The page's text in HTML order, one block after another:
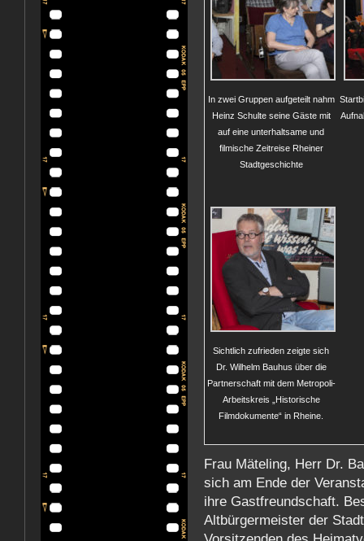
In zwei Gruppen aufgeteilt nahm
Heinz Schulte seine Gäste mit
auf eine unterhaltsame und
filmische Zeitreise Rheiner
Stadtgeschichte
Sichtlich zufrieden zeigte sich
Dr. Wilhelm Bauhus über die
Partnerschaft mit dem Metropoli-
Arbeitskreis „Historische
Filmdokumente“ in Rheine.
Frau Mäteling, Herr Dr.
sich am Ende der
ihre Gastfreundschaft.
Altbürgermeister der